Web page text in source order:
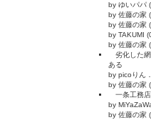
by ゆいパパ
by 佐藤の家
by 佐藤の家
by TAKUMI
by 佐藤の家
劣化した網
ある
by picoりん
by 佐藤の家
一条工務店
by
by 佐藤の家